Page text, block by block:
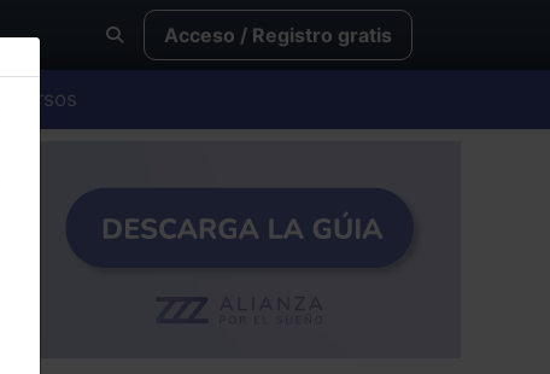
Acceso / Registro gratis
Cursos